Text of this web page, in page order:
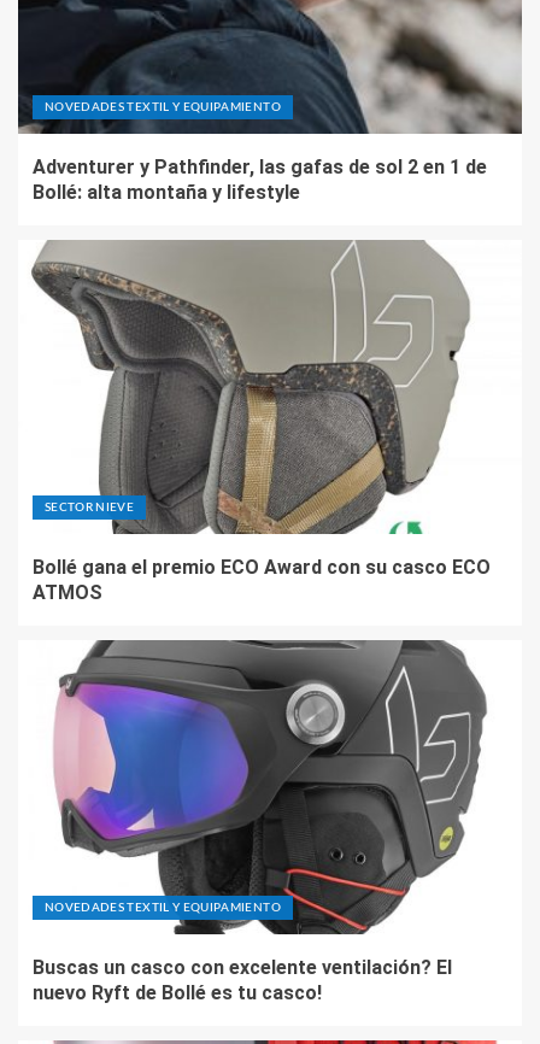
NOVEDADES TEXTIL Y EQUIPAMIENTO
Adventurer y Pathfinder, las gafas de sol 2 en 1 de
Bollé: alta montaña y lifestyle
SECTOR NIEVE
Bollé gana el premio ECO Award con su casco ECO
ATMOS
NOVEDADES TEXTIL Y EQUIPAMIENTO
Buscas un casco con excelente ventilación? El
nuevo Ryft de Bollé es tu casco!